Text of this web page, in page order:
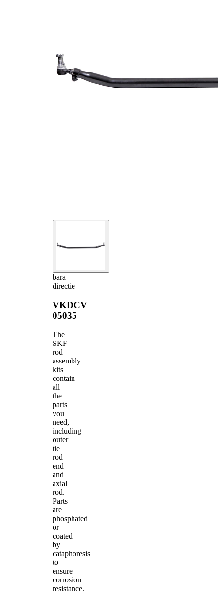
bara
directie
VKDCV
05035
The
SKF
rod
assembly
kits
contain
all
the
parts
you
need,
including
outer
tie
rod
end
and
axial
rod.
Parts
are
phosphated
or
coated
by
cataphoresis
to
ensure
corrosion
resistance.